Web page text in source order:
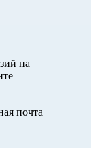
на
почта